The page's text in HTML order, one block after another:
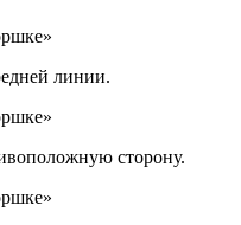
линии.
сторону.